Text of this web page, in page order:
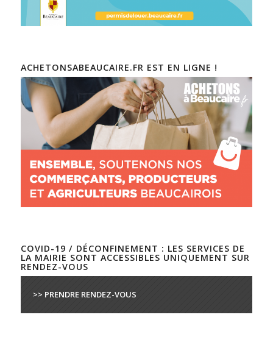
ACHETONSABEAUCAIRE.FR EST EN LIGNE !
COVID-19 / DÉCONFINEMENT : LES SERVICES DE
LA MAIRIE SONT ACCESSIBLES UNIQUEMENT SUR
RENDEZ-VOUS
>> PRENDRE RENDEZ-VOUS